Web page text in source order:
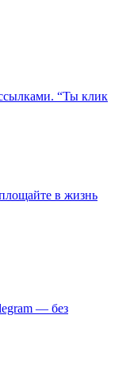
“Ты клик
в жизнь
— без